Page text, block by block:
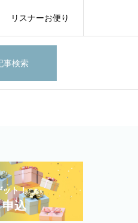
事検索
リスナーお便り
ット！
込